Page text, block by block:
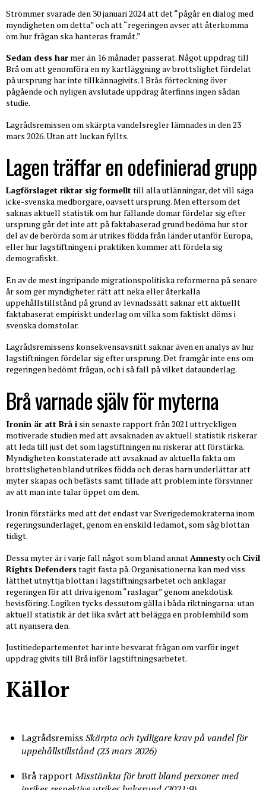
Strömmer svarade den 30 januari 2024 att det “pågår en dialog med
myndigheten om detta” och att “regeringen avser att återkomma
om hur frågan ska hanteras framåt.”
Sedan dess har mer än 16 månader passerat. Något uppdrag till
Brå om att genomföra en ny kartläggning av brottslighet fördelat
på ursprung har inte tillkännagivits. I Brås förteckning över
pågående och nyligen avslutade uppdrag återfinns ingen sådan
studie.
Lagrådsremissen om skärpta vandelsregler lämnades in den 23
mars 2026. Utan att luckan fyllts.
Lagen träffar en odefinierad grupp
Lagförslaget riktar sig formellttill alla utlänningar, det vill säga
icke-svenska medborgare, oavsett ursprung. Men eftersom det
saknas aktuell statistik om hur fällande domar fördelar sig efter
ursprung går det inte att på faktabaserad grund bedöma hur stor
del av de berörda som är utrikes födda från länder utanför Europa,
eller hur lagstiftningen i praktiken kommer att fördela sig
demografiskt.
En av de mest ingripande migrationspolitiska reformerna på senare
år som ger myndigheter rätt att neka eller återkalla
uppehållstillstånd på grund av levnadssätt saknar ett aktuellt
faktabaserat empiriskt underlag om vilka som faktiskt döms i
svenska domstolar.
Lagrådsremissens konsekvensavsnitt saknar även en analys av hur
lagstiftningen fördelar sig efter ursprung. Det framgår inte ens om
regeringen bedömt frågan, och i så fall på vilket dataunderlag.
Brå varnade själv för myterna
Ironin är att Brå i sin senaste rapport från 2021 uttryckligen
motiverade studien med att avsaknaden av aktuell statistik riskerar
att leda till just det som lagstiftningen nu riskerar att förstärka.
Myndigheten konstaterade att avsaknad av aktuella fakta om
brottsligheten bland utrikes födda och deras barn underlättar att
myter skapas och befästs samt tillade att problem inte försvinner
av att man inte talar öppet om dem.
Ironin förstärks med att det endast var Sverigedemokraterna inom
regeringsunderlaget, genom en enskild ledamot, som såg blottan
tidigt.
Dessa myter är i varje fall något som bland annat Amnestyoch Civil
Rights Defenders tagit fasta på. Organisationerna kan med viss
lätthet utnyttja blottan i lagstiftningsarbetet och anklagar
regeringen för att driva igenom “raslagar” genom anekdotisk
bevisföring. Logiken tycks dessutom gälla i båda riktningarna: utan
aktuell statistik är det lika svårt att belägga en problembild som
att nyansera den.
Justitiedepartementet har inte besvarat frågan om varför inget
uppdrag givits till Brå inför lagstiftningsarbetet.
Källor
LagrådsremissSkärpta och tydligare krav på vandel för
uppehållstillstånd (23 mars 2026)
Brå rapportMisstänkta för brott bland personer med